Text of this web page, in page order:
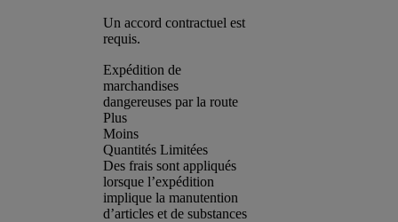
Un accord contractuel est
requis.
Expédition de
marchandises
dangereuses par la route
Plus
Moins
Quantités Limitées
Des frais sont appliqués
lorsque l’expédition
implique la manutention
d’articles et de substances